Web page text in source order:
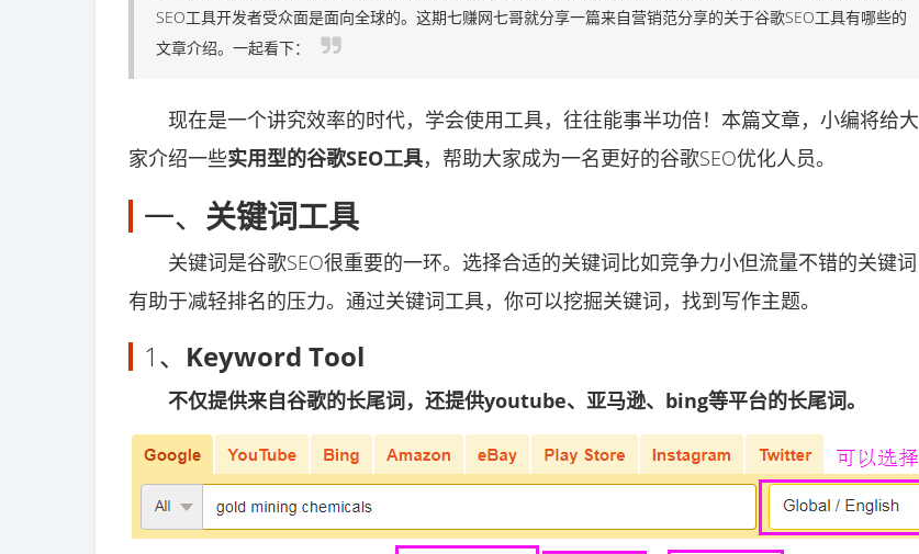
SEO工具开发者受众面是面向全球的。这期七赚网七哥就分享一篇来自营销范分享的关于谷歌SEO工具有哪些的
文章介绍。一起看下：
现在是一个讲究效率的时代，学会使用工具，往往能事半功倍！本篇文章，小编将给大
家介绍一些实用型的谷歌SEO工具，帮助大家成为一名更好的谷歌SEO优化人员。
一、 关键词工具
关键词是谷歌SEO很重要的一环。选择合适的关键词比如竞争力小但流量不错的关键词
有助于减轻排名的压力。通过关键词工具，你可以挖掘关键词，找到写作主题。
1、 Keyword Tool
不仅提供来自谷歌的长尾词，还提供youtube、亚马逊、bing等平台的长尾词。